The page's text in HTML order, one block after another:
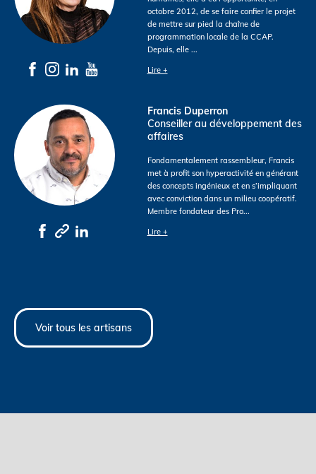
Voir tous les artisans
octobre 2012, de se faire confier le projet
de mettre sur pied la chaîne de
programmation locale de la CCAP.
Depuis, elle ...
Lire +
Francis Duperron
Conseiller au développement des
affaires
Fondamentalement rassembleur, Francis
met à profit son hyperactivité en générant
des concepts ingénieux et en s’impliquant
avec conviction dans un milieu coopératif.
Membre fondateur des Pro...
Lire +